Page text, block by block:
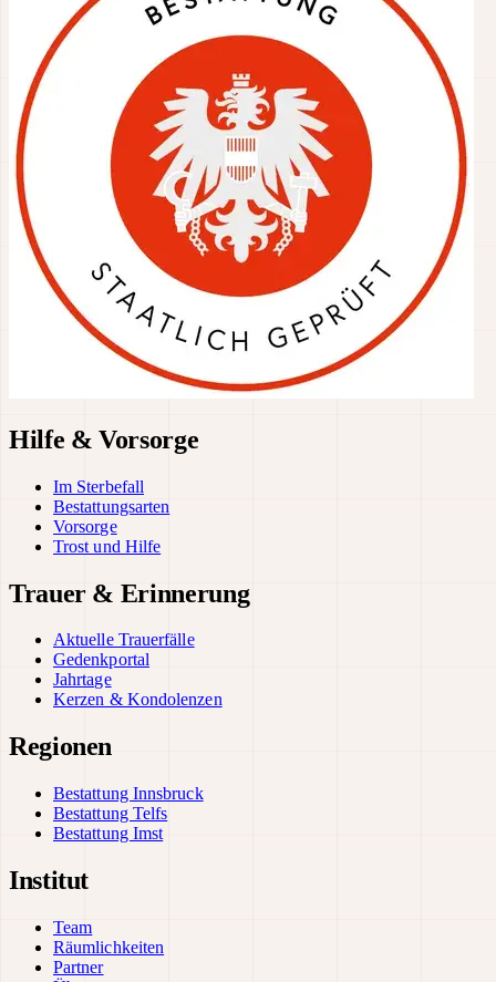
Hilfe & Vorsorge
Im Sterbefall
Bestattungsarten
Vorsorge
Trost und Hilfe
Trauer & Erinnerung
Aktuelle Trauerfälle
Gedenkportal
Jahrtage
Kerzen & Kondolenzen
Regionen
Bestattung Innsbruck
Bestattung Telfs
Bestattung Imst
Institut
Team
Räumlichkeiten
Partner